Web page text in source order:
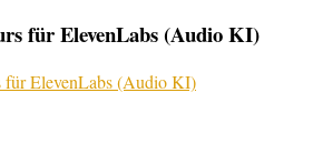
für ElevenLabs (Audio KI)